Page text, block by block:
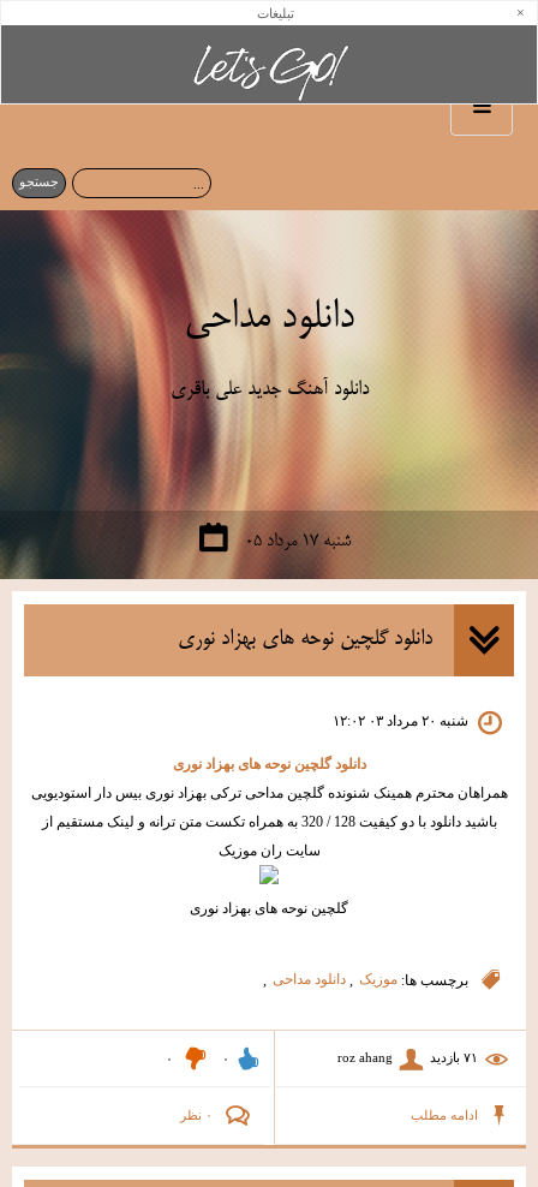
دانلود مداحی
دانلود آهنگ جدید علی باقری
شنبه ۱۷ مرداد ۰۵
دانلود گلچین نوحه های بهزاد نوری
شنبه ۲۰ مرداد ۰۳ ۱۲:۰۲
دانلود گلچین نوحه های بهزاد نوری
همراهان محترم همینک شنونده گلچین مداحی ترکی بهزاد نوری بیس دار استودیویی
باشید دانلود با دو کیفیت 128 / 320 به همراه تکست متن ترانه و لینک مستقیم از
سایت ران موزیک
گلچین نوحه های بهزاد نوری
برچسب ها: موزیک دانلود مداحی
roz ahang ۰ ۰
ادامه مطلب ۰ نظر
تبلیغات ×